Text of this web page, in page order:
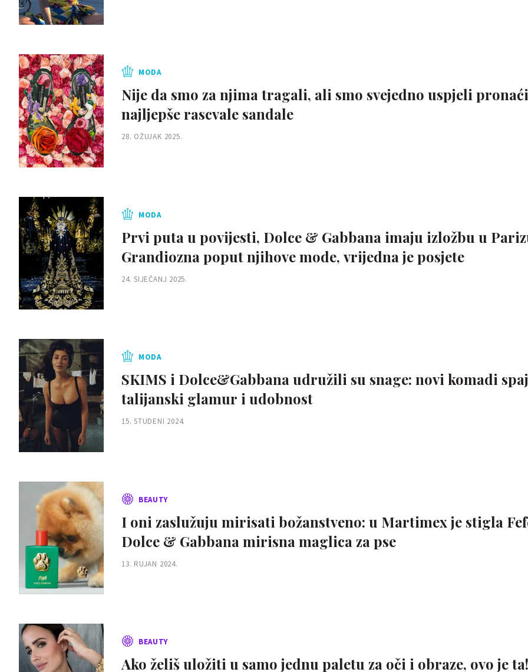
MODA
Nije da smo za njima tragali, ali smo svejedno uspjeli pronaći
najljepše rascvale sandale
28. OŽUJAK 2025.
MODA
Prvi puta u povijesti, Dolce & Gabbana imaju izložbu u
Grandiozna poput njihove mode, vrijedna je posjete
24. SIJEČANJ 2025.
MODA
SKIMS i Dolce&Gabbana udružili su snage: novi komadi
talijanski glamur i udobnost
15. STUDENI 2024.
BEAUTY
I oni zaslužuju mirisati božanstveno: u Martimex je stigla
Dolce & Gabbana mirisna maglica za pse
13. RUJAN 2024.
BEAUTY
Ako želiš uložiti u samo jednu paletu za oči i obraze, ovo je